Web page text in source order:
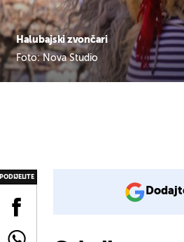
Halubajski zvončari
Foto: Nova Studio
PODIJELITE